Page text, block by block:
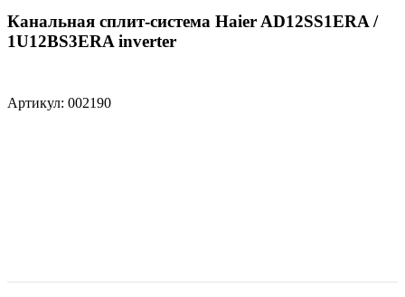
Канальная сплит-система Haier AD12SS1ERA /
1U12BS3ERA inverter
Артикул: 002190